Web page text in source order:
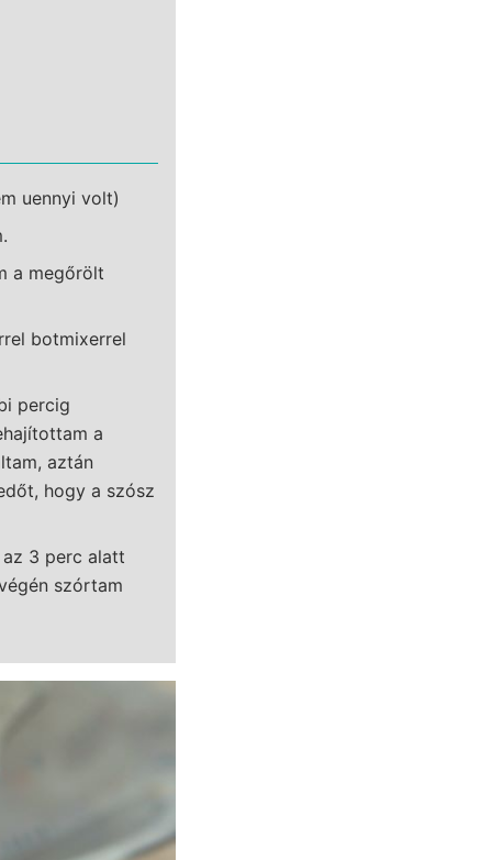
uennyi volt)
a megőrölt
botmixerrel
percig
a
aztán
hogy a szósz
3 perc alatt
szórtam